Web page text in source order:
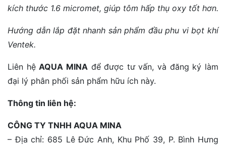
kích thước 1.6 micromet, giúp tôm hấp thụ oxy tốt hơn.
Hướng dẫn lắp đặt nhanh sản phẩm đầu phu vi bọt khí
Ventek.
Liên hệAQUA MINAđể được tư vấn, và đăng ký làm
đại lý phân phối sản phẩm hữu ích này.
Thông tin liên hệ:
CÔNG TY TNHH AQUA MINA
– Địa chỉ: 685 Lê Đức Anh, Khu Phố 39, P. Bình Hưng